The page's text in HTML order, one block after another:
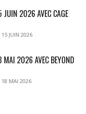
2026 AVEC CAGE
15 JUIN 2026
2026 AVEC BEYOND
18 MAI 2026